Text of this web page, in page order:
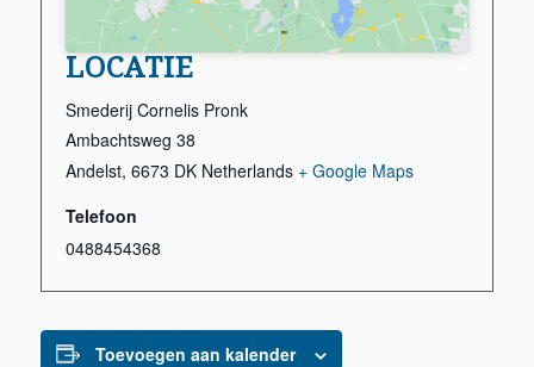
LOCATIE
Smederij Cornelis Pronk
Ambachtsweg 38
Andelst, 6673 DK Netherlands + Google Maps
Telefoon
0488454368
Toevoegen aan kalender